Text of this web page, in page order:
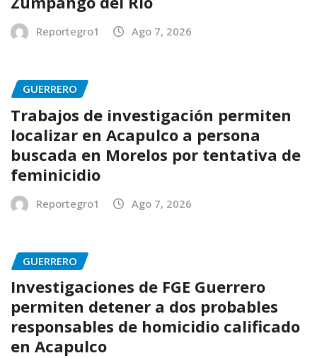
Reportegro1 Ago 7, 2026
GUERRERO
Trabajos de investigación permiten
localizar en Acapulco a persona
buscada en Morelos por tentativa de
feminicidio
Reportegro1 Ago 7, 2026
GUERRERO
Investigaciones de FGE Guerrero
permiten detener a dos probables
responsables de homicidio calificado
en Acapulco